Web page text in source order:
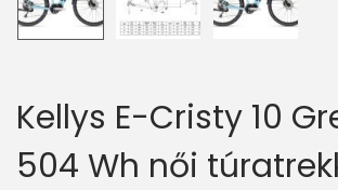
Kellys E-Cristy 10
504 Wh női